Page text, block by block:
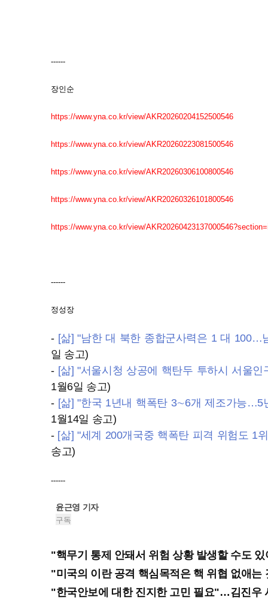
------
장인순
https://www.yna.co.kr/view/AKR20260204152500546
https://www.yna.co.kr/view/AKR20260223081500546
https://www.yna.co.kr/view/AKR20260306100800546
https://www.yna.co.kr/view/AKR20260326101800546
https://www.yna.co.kr/view/
------
정성장
- [삶] "남한 대 북한 종합군사력은 1 대 100…
일 송고)
- [삶] "서울시청 상공에 핵탄두 투하시 서울
1월6일 송고)
- [삶] "한국 1년내 핵폭탄 3∼6개 제조가능…5
1월14일 송고)
- [삶] "세계 200개국중 핵폭탄 피격 위험도 1
송고)
------
윤근영 기자
구독
"핵무기 통제 안돼서 위험 상황 발생할 수도
"미국의 이란 공격 핵심목적은 핵 위협 없애는
"한국안보에 대한 진지한 고민 필요"…김진우